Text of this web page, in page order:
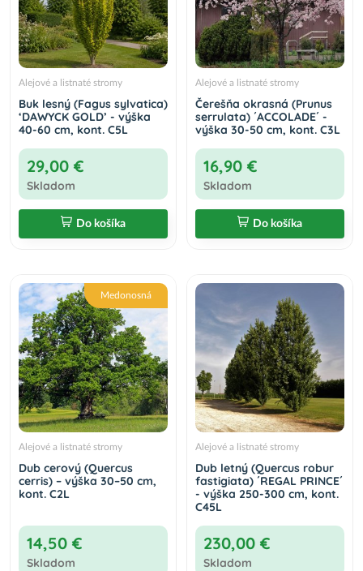
Alejové a listnaté stromy
Buk lesný (Fagus sylvatica)
‘DAWYCK GOLD’ - výška
40-60 cm, kont. C5L
29,00 €
Skladom
Do košíka
Alejové a listnaté stromy
Čerešňa okrasná (Prunus
serrulata) ´ACCOLADE´ -
výška 30-50 cm, kont. C3L
16,90 €
Skladom
Do košíka
Medonosná
Alejové a listnaté stromy
Dub cerový (Quercus
cerris) – výška 30–50 cm,
kont. C2L
14,50 €
Skladom
Alejové a listnaté stromy
Dub letný (Quercus robur
fastigiata) ´REGAL PRINCE´
- výška 250-300 cm, kont.
C45L
230,00 €
Skladom